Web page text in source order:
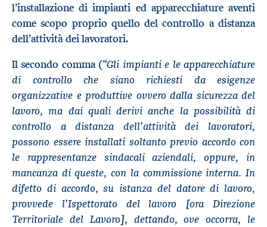
l’installazione di impianti ed apparecchiature aventi
come scopo proprio quello del controllo a distanza
dell’attività dei lavoratori.
Il secondo comma (“Gli impianti e le apparecchiature
di controllo che siano richiesti da esigenze
organizzative e produttive ovvero dalla sicurezza del
lavoro, ma dai quali derivi anche la possibilità di
controllo a distanza dell’attività dei lavoratori,
possono essere installati soltanto previo accordo con
le rappresentanze sindacali aziendali, oppure, in
mancanza di queste, con la commissione interna. In
difetto di accordo, su istanza del datore di lavoro,
provvede l’Ispettorato del lavoro [ora Direzione
Territoriale del Lavoro], dettando, ove occorra, le